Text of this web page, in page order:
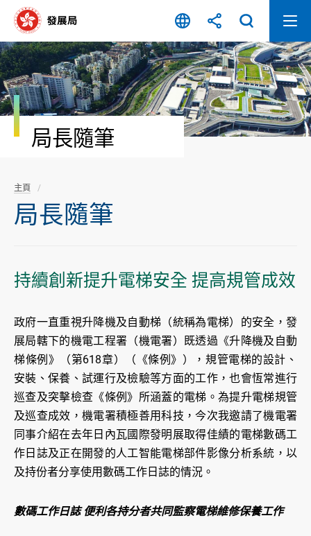
容
開
始
局長隨筆
主頁
局長隨筆
持續創新提升電梯安全 提高規管成效
政府一直重視升降機及自動梯（統稱為電梯）的安全，發
展局轄下的機電工程署（機電署）既透過《升降機及自動
梯條例》（第618章）（《條例》），規管電梯的設計、
安裝、保養、試運行及檢驗等方面的工作，也會恆常進行
巡查及突擊檢查《條例》所涵蓋的電梯。為提升電梯規管
及巡查成效，機電署積極善用科技，今次我邀請了機電署
同事介紹在去年日內瓦國際發明展取得佳績的電梯數碼工
作日誌及正在開發的人工智能電梯部件影像分析系統，以
及持份者分享使用數碼工作日誌的情況。
數碼工作日誌 便利各持分者共同監察電梯維修保養工作